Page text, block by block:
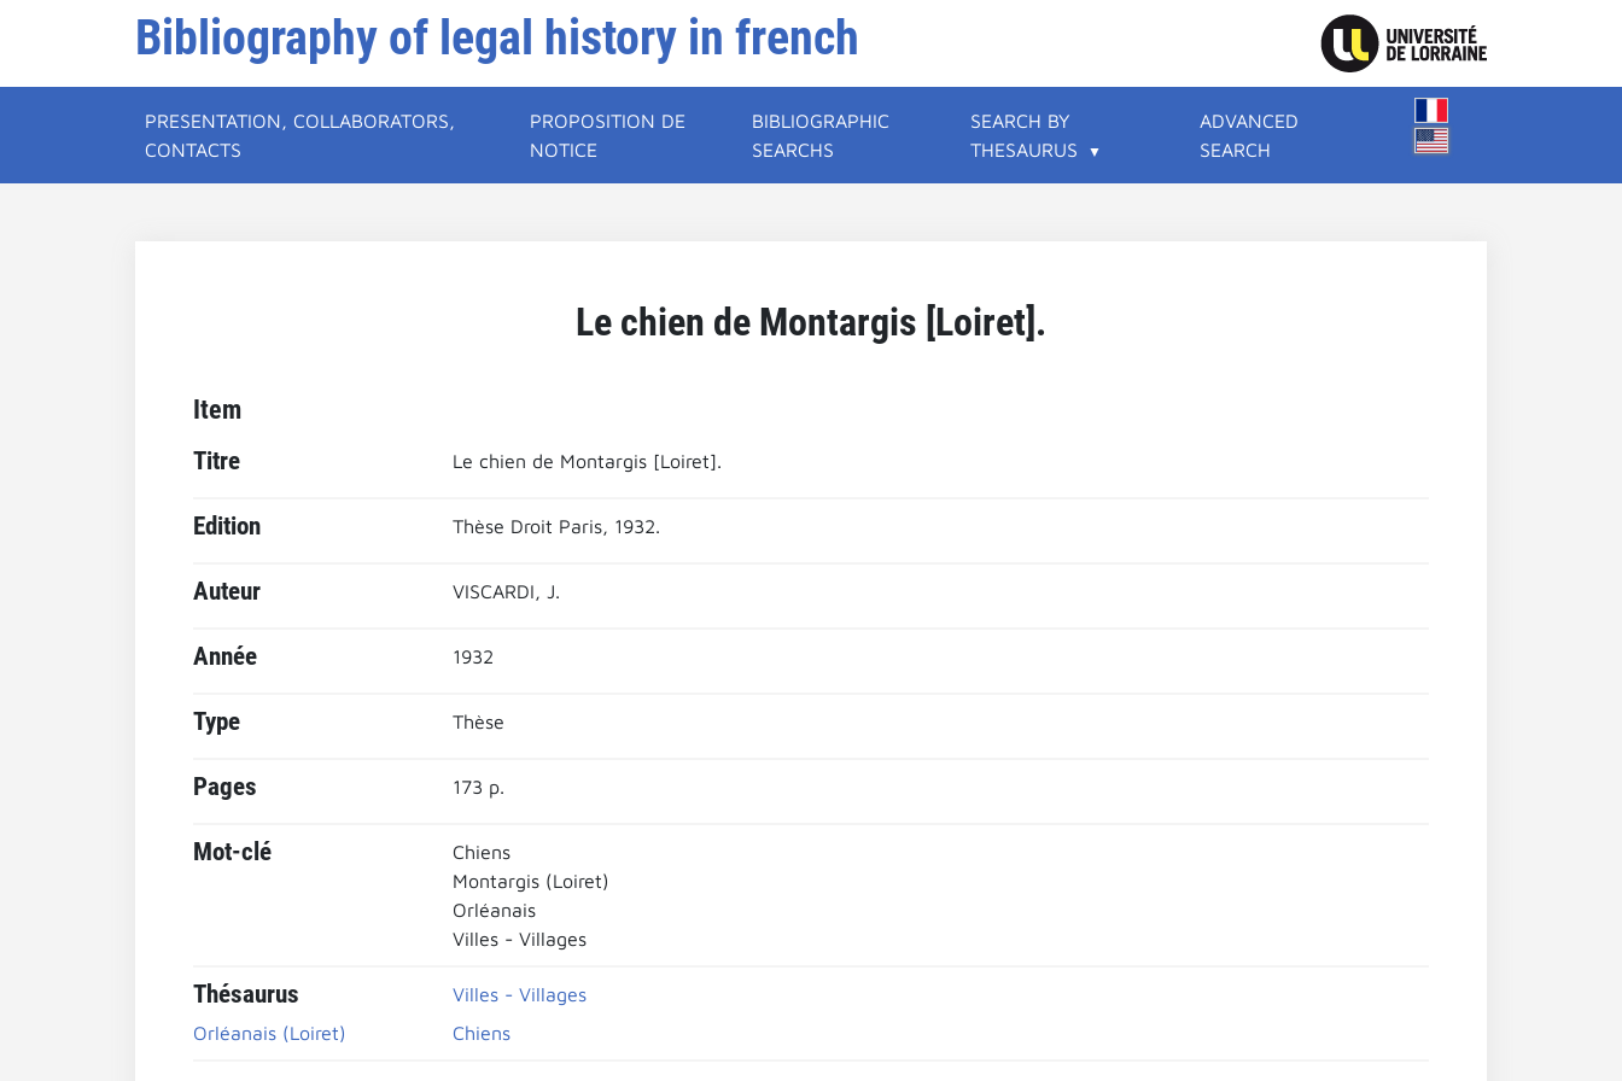
Bibliography of legal history in french
PRESENTATION, COLLABORATORS,
CONTACTS
PROPOSITION DE
NOTICE
BIBLIOGRAPHIC
SEARCHS
SEARCH BY
THESAURUS
ADVANCED
SEARCH
Le chien de Montargis [Loiret].
Item
Titre Le chien de Montargis [Loiret].
Edition Thèse Droit Paris, 1932.
Auteur VISCARDI, J.
Année 1932
Type Thèse
Pages 173 p.
Mot-clé
Chiens
Montargis (Loiret)
Orléanais
Villes - Villages
Thésaurus
Villes - Villages
Orléanais (Loiret)
Chiens